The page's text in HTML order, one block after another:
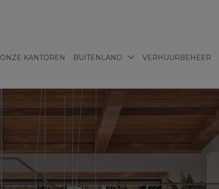
ONZE KANTOREN BUITENLAND VERHUURBEHEER